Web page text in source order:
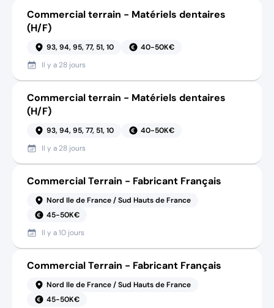
Commercial terrain - Matériels dentaires
(H/F)
93, 94, 95, 77, 51, 10
40-50K€
Il y a 28 jours
Commercial terrain - Matériels dentaires
(H/F)
93, 94, 95, 77, 51, 10
40-50K€
Il y a 28 jours
Commercial Terrain - Fabricant Français
Nord Ile de France / Sud Hauts de France
45-50K€
Il y a10 jours
Commercial Terrain - Fabricant Français
Nord Ile de France / Sud Hauts de France
45-50K€